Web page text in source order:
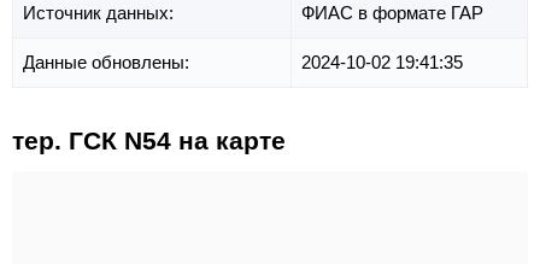
Источник данных: ФИАС в формате ГАР
Данные обновлены: 2024-10-02 19:41:35
тер. ГСК N54 на карте